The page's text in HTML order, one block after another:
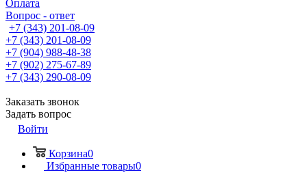
Оплата
Вопрос - ответ
+7 (343) 201-08-09
+7 (343) 201-08-09
+7 (904) 988-48-38
+7 (902) 275-67-89
+7 (343) 290-08-09
Заказать звонок
Задать вопрос
Войти
Корзина0
Избранные товары0